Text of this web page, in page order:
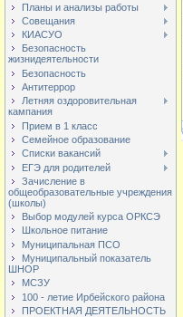
Планы и анализы работы
Совещания
КИАСУО
Безопасность
жизнидеятельности
Безопасность
Антитеррор
Летняя оздоровительная
кампания
Прием в 1 класс
Семейное образование
Списки вакансий
ЕГЭ для родителей
Зачисление в
общеобразовательные учреждения
(школы)
Выбор модулей курса ОРКСЭ
Школьное питание
Муниципальная ПСО
Муниципальный показатель
ШНОР
МСЗУ
100 - летие Ирбейского района
ПРОЕКТНАЯ ДЕЯТЕЛЬНОСТЬ